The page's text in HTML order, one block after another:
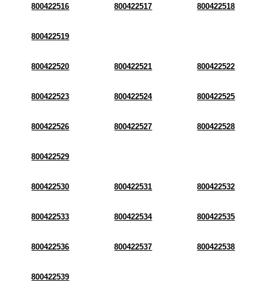
800422516 800422517 800422518
800422519
800422520 800422521 800422522
800422523 800422524 800422525
800422526 800422527 800422528
800422529
800422530 800422531 800422532
800422533 800422534 800422535
800422536 800422537 800422538
800422539